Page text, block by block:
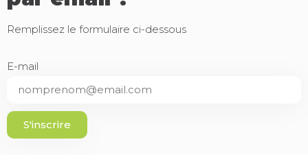
Remplissez le formulaire ci-dessous
E-mail
S'inscrire